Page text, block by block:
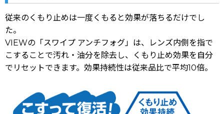
従来のくもり止めは一度くもると効果が落ちるだけでし
た。
VIEWの「スワイプ アンチフォグ」は、レンズ内側を指で
こすることで汚れ・油分を除去し、くもり止め効果を自分
でリセットできます。効果持続性は従来品比で平均10倍。